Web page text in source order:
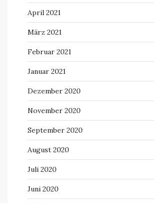
April 2021
März 2021
Februar 2021
Januar 2021
Dezember 2020
November 2020
September 2020
August 2020
Juli 2020
Juni 2020